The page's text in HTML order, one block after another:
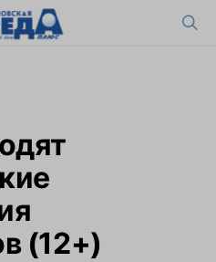
(12+)